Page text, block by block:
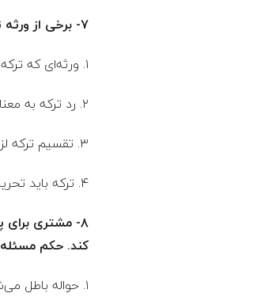
۷- برخی از ورثه ترکه را رد و برخی دیگر آن را قبول می‌کنند. حکم مسئله چیست؟
١. ورثه‌ای که ترکه را پذیرفته‌اند، در برابر ردکنندگان مسئولند.
۲. رد ترکه به معنای اسقاط حق نسبت به ترکه محسوب می‌شود.
٣. تقسیم ترکه لزوماً توسط دادگاه صورت می‌گیرد.
۴. ترکه باید تحریر شود.
۸- مشتری
کند. حکم
۱. حواله باطل می‌شود و محتال باید مبلغ حواله را به محال علیه مسترد کند.